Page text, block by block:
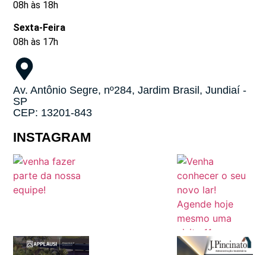
08h às 18h
Sexta-Feira
08h às 17h
Av. Antônio Segre, nº284, Jardim Brasil, Jundiaí -
SP
CEP: 13201-843
INSTAGRAM